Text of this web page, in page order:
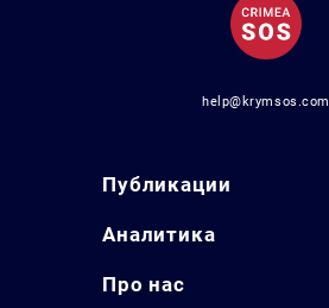
help@krymsos.com
Публикации
Аналитика
Про нас